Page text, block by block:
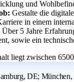
und
Gestalte die
in einem
Über 5 Jahre
sowie ein
liegt zwischen
DE;